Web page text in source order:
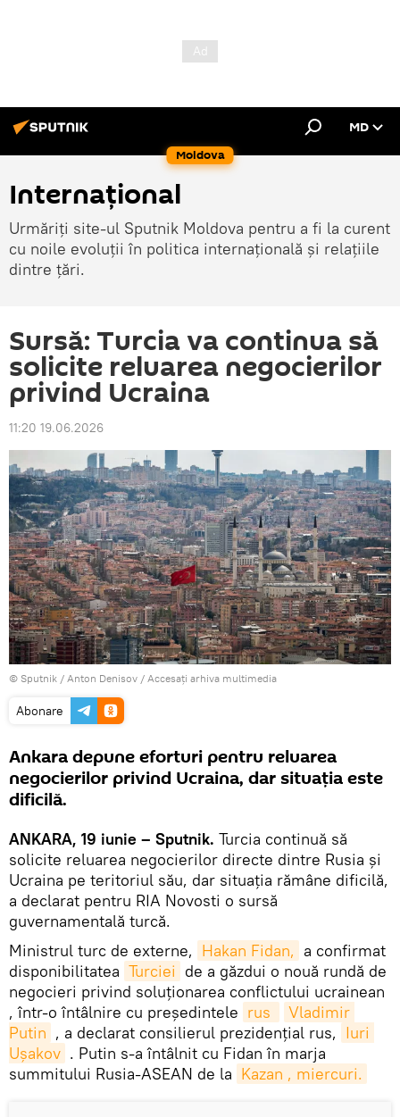
Moldova
MD
Internațional
Urmăriți site-ul Sputnik Moldova pentru a fi la curent
cu noile evoluții în politica internațională și relațiile
dintre țări.
Sursă: Turcia va continua să
solicite reluarea negocierilor
privind Ucraina
11:20 19.06.2026
© Sputnik / Anton Denisov / Accesați arhiva multimedia
Abonare
Ankara depune eforturi pentru reluarea
negocierilor privind Ucraina, dar situația este
dificilă.
ANKARA, 19 iunie – Sputnik. Turcia continuă să
solicite reluarea negocierilor directe dintre Rusia și
Ucraina pe teritoriul său, dar situația rămâne dificilă,
a declarat pentru RIA Novosti o sursă
guvernamentală turcă.
Ministrul turc de externe, Hakan Fidan, a confirmat
disponibilitatea Turciei de a găzdui o nouă rundă de
negocieri privind soluționarea conflictului ucrainean
, într-o întâlnire cu președintele rus
Vladimir
Putin , a declarat consilierul prezidențial rus, Iuri
Ușakov . Putin s-a întâlnit cu Fidan în marja
summitului Rusia-ASEAN de la Kazan , miercuri.